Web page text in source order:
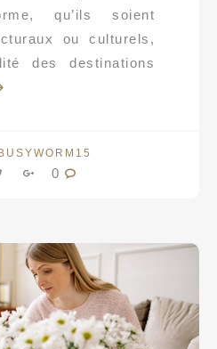
qu’ils soient
ou culturels,
des destinations
0